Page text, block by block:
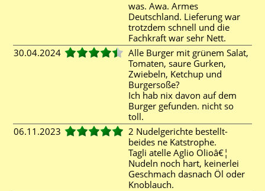
was. Awa. Armes
Deutschland. Lieferung war
trotzdem schnell und die
Fachkraft war sehr Nett.
30.04.2024
Alle Burger mit grünem Salat,
Tomaten, saure Gurken,
Zwiebeln, Ketchup und
Burgersoße?
Ich hab nix davon auf dem
Burger gefunden. nicht so
toll.
06.11.2023
2 Nudelgerichte bestellt-
beides ne Katstrophe.
Tagli atelle Aglio Olioâ€¦
Nudeln noch hart, keinerlei
Geschmach dasnach Öl oder
Knoblauch.